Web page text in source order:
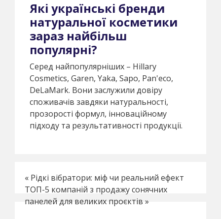
Які українські бренди
натуральної косметики
зараз найбільш
популярні?
Серед найпопулярніших – Hillary
Cosmetics, Garen, Yaka, Sapo, Pan'eco,
DeLaMark. Вони заслужили довіру
споживачів завдяки натуральності,
прозорості формул, інноваційному
підходу та результативності продукції.
« Рідкі вібратори: міф чи реальний ефект
ТОП-5 компаній з продажу сонячних
панелей для великих проєктів »